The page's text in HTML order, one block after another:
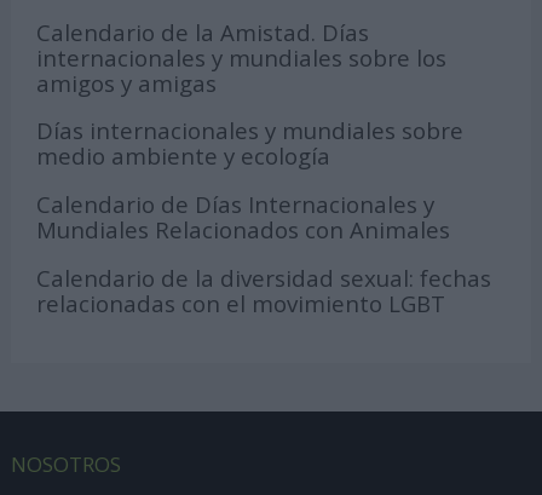
Calendario de la Amistad. Días
internacionales y mundiales sobre los
amigos y amigas
Días internacionales y mundiales sobre
medio ambiente y ecología
Calendario de Días Internacionales y
Mundiales Relacionados con Animales
Calendario de la diversidad sexual: fechas
relacionadas con el movimiento LGBT
NOSOTROS